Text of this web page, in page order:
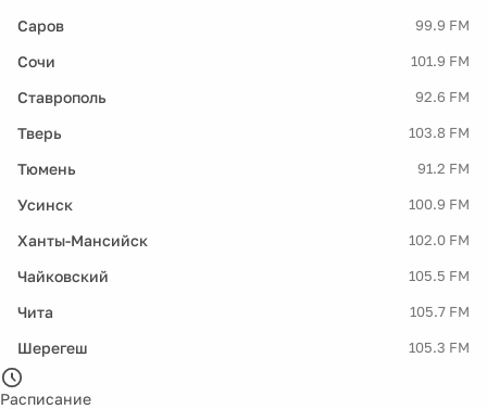
Саров 99.9 FM
Сочи 101.9 FM
Ставрополь 92.6 FM
Тверь 103.8 FM
Тюмень 91.2 FM
Усинск 100.9 FM
Ханты-Мансийск 102.0 FM
Чайковский 105.5 FM
Чита 105.7 FM
Шерегеш 105.3 FM
Расписание